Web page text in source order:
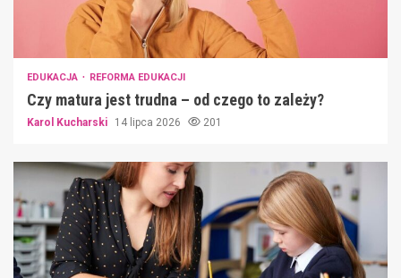
EDUKACJA REFORMA EDUKACJI
Czy matura jest trudna – od czego to zależy?
Karol Kucharski 14 lipca 2026 201